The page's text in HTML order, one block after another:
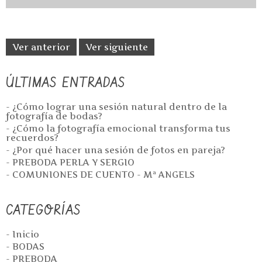
Ver anterior Ver siguiente
ÚLTIMAS ENTRADAS
- ¿Cómo lograr una sesión natural dentro de la
fotografía de bodas?
- ¿Cómo la fotografía emocional transforma tus
recuerdos?
- ¿Por qué hacer una sesión de fotos en pareja?
- PREBODA PERLA Y SERGIO
- COMUNIONES DE CUENTO - Mª ANGELS
CATEGORÍAS
- Inicio
- BODAS
- PREBODA